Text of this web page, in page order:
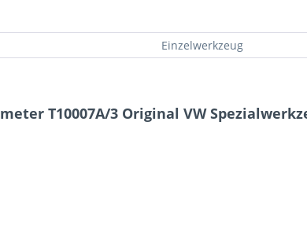
Einzelwerkzeug
T10007A/3 Original VW